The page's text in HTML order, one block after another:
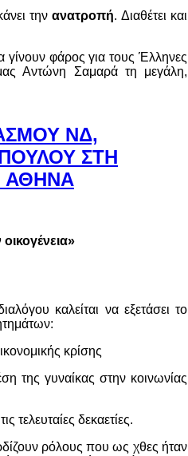
τηνανατροπή. Διαθέτει και
γίνουν φάρος για τους Έλληνες
Αντώνη Σαμαρά τη μεγάλη,
ΝΔ,
ΣΤΗ
ΑΘΗΝΑ
καλείται να εξετάσει το
κρίσης
της γυναίκας στην κοινωνίας
τελευταίες δεκαετίες.
ρόλους που ως χθες ήταν